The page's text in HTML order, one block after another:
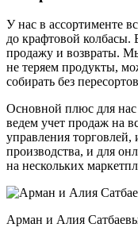
У нас в ассортименте
до крафтовой
продажу и возвраты.
не теряем продукты,
собирать без
Основной плюс для
ведем учет продаж на
управления торговлей,
производства, и для
на нескольких
Арман и Алия